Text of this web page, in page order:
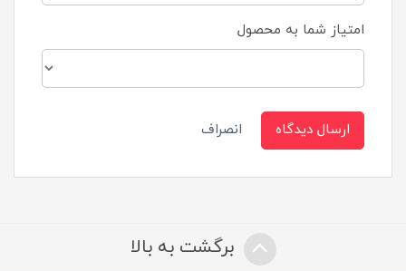
امتیاز شما به محصول
ارسال دیدگاه انصراف
برگشت به بالا